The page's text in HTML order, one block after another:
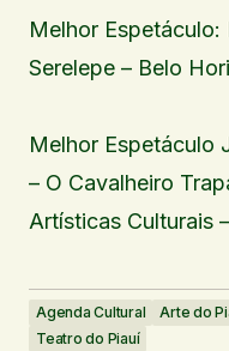
Melhor Espetáculo:
Serelepe – Belo
Melhor Espetáculo
– O Cavalheiro
Artísticas Culturais
Agenda Cultural Arte do
Teatro do Piauí